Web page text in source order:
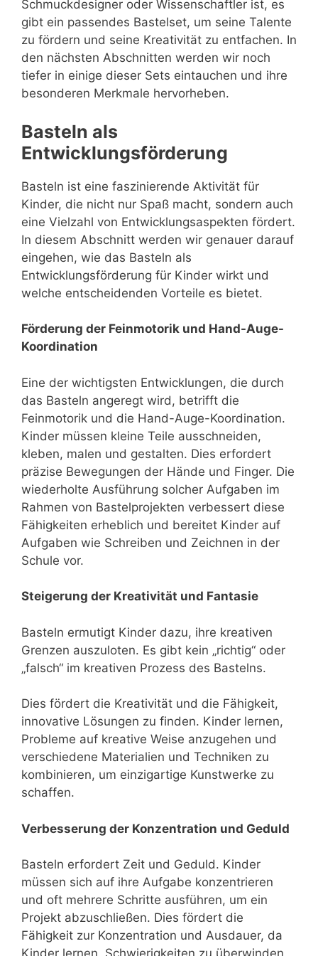
Schmuckdesigner oder Wissenschaftler ist, es
gibt ein passendes Bastelset, um seine Talente
zu fördern und seine Kreativität zu entfachen. In
den nächsten Abschnitten werden wir noch
tiefer in einige dieser Sets eintauchen und ihre
besonderen Merkmale hervorheben.
Basteln als
Entwicklungsförderung
Basteln ist eine faszinierende Aktivität für
Kinder, die nicht nur Spaß macht, sondern auch
eine Vielzahl von Entwicklungsaspekten fördert.
In diesem Abschnitt werden wir genauer darauf
eingehen, wie das Basteln als
Entwicklungsförderung für Kinder wirkt und
welche entscheidenden Vorteile es bietet.
Förderung der Feinmotorik und Hand-Auge-
Koordination
Eine der wichtigsten Entwicklungen, die durch
das Basteln angeregt wird, betrifft die
Feinmotorik und die Hand-Auge-Koordination.
Kinder müssen kleine Teile ausschneiden,
kleben, malen und gestalten. Dies erfordert
präzise Bewegungen der Hände und Finger. Die
wiederholte Ausführung solcher Aufgaben im
Rahmen von Bastelprojekten verbessert diese
Fähigkeiten erheblich und bereitet Kinder auf
Aufgaben wie Schreiben und Zeichnen in der
Schule vor.
Steigerung der Kreativität und Fantasie
Basteln ermutigt Kinder dazu, ihre kreativen
Grenzen auszuloten. Es gibt kein „richtig“ oder
„falsch“ im kreativen Prozess des Bastelns.
Dies fördert die Kreativität und die Fähigkeit,
innovative Lösungen zu finden. Kinder lernen,
Probleme auf kreative Weise anzugehen und
verschiedene Materialien und Techniken zu
kombinieren, um einzigartige Kunstwerke zu
schaffen.
Verbesserung der Konzentration und Geduld
Basteln erfordert Zeit und Geduld. Kinder
müssen sich auf ihre Aufgabe konzentrieren
und oft mehrere Schritte ausführen, um ein
Projekt abzuschließen. Dies fördert die
Fähigkeit zur Konzentration und Ausdauer, da